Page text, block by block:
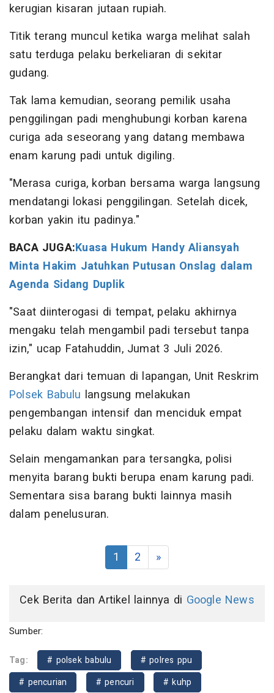
kerugian kisaran jutaan rupiah.
Titik terang muncul ketika warga melihat salah
satu terduga pelaku berkeliaran di sekitar
gudang.
Tak lama kemudian, seorang pemilik usaha
penggilingan padi menghubungi korban karena
curiga ada seseorang yang datang membawa
enam karung padi untuk digiling.
"Merasa curiga, korban bersama warga langsung
mendatangi lokasi penggilingan. Setelah dicek,
korban yakin itu padinya."
BACA JUGA:Kuasa Hukum Handy Aliansyah
Minta Hakim Jatuhkan Putusan Onslag dalam
Agenda Sidang Duplik
"Saat diinterogasi di tempat, pelaku akhirnya
mengaku telah mengambil padi tersebut tanpa
izin," ucap Fatahuddin, Jumat 3 Juli 2026.
Berangkat dari temuan di lapangan, Unit Reskrim
Polsek Babulu langsung melakukan
pengembangan intensif dan menciduk empat
pelaku dalam waktu singkat.
Selain mengamankan para tersangka, polisi
menyita barang bukti berupa enam karung padi.
Sementara sisa barang bukti lainnya masih
dalam penelusuran.
1 2 »
Cek Berita dan Artikel lainnya di Google News
Sumber:
Tag: # polsek babulu
# polres ppu
# pencurian
# pencuri # kuhp